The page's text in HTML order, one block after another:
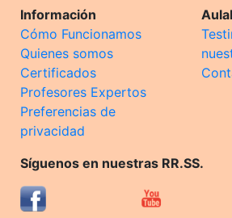
Información
Cómo Funcionamos
Quienes somos
Certificados
Profesores Expertos
Preferencias de
privacidad
Síguenos en nuestras RR.SS.